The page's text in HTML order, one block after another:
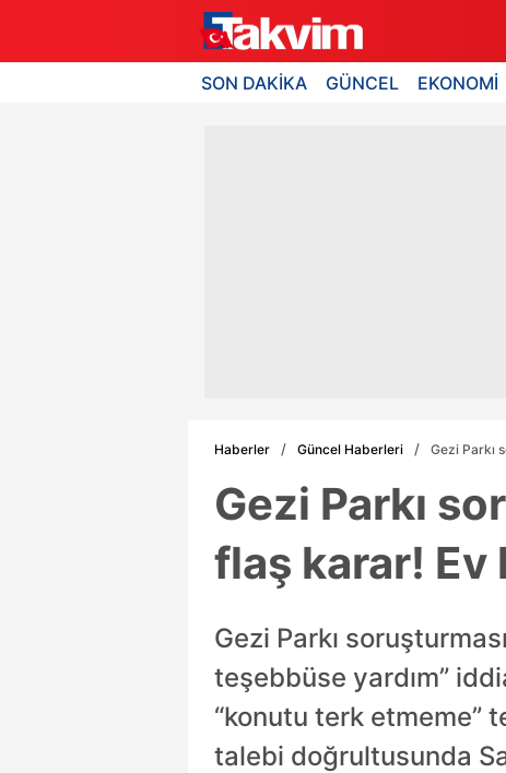
SON DAKİKA GÜNCEL EKONOMİ
Haberler Güncel Haberleri Gezi Parkı
Gezi Parkı
flaş karar! Ev
Gezi Parkı
teşebbüse yardım”
“konutu terk etmeme”
talebi doğrultusunda